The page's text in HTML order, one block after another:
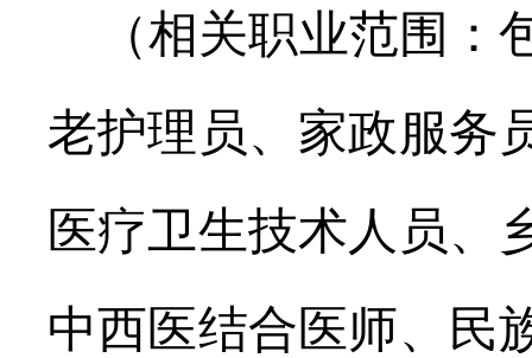
（相关职业范围
老护理员、家政服务
医疗卫生技术人员、
中西医结合医师、民